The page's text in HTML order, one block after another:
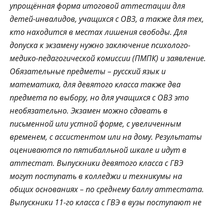
упрощённая форма итоговой аттестации для
детей-инвалидов, учащихся с ОВЗ, а также для тех,
кто находится в местах лишения свободы. Для
допуска к экзамену нужно заключение психолого-
медико-педагогической комиссии (ПМПК) и заявление.
Обязательные предметы – русский язык и
математика, для девятого класса также два
предмета по выбору, но для учащихся с ОВЗ это
необязательно. Экзамен можно сдавать в
письменной или устной форме, с увеличенным
временем, с ассистентом или на дому. Результаты
оцениваются по пятибалльной шкале и идут в
аттестат. Выпускники девятого класса с ГВЭ
могут поступать в колледжи и техникумы на
общих основаниях – по среднему баллу аттестата.
Выпускники 11-го класса с ГВЭ в вузы поступают не